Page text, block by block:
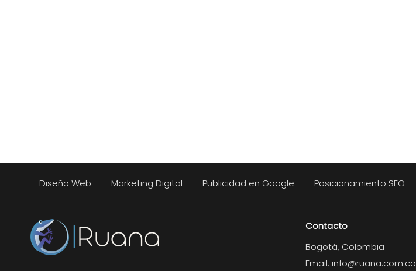
Diseño Web Marketing Digital Publicidad en Google Posicionamiento SEO
Contacto
Bogotá, Colombia
Email: info@ruana.com.co